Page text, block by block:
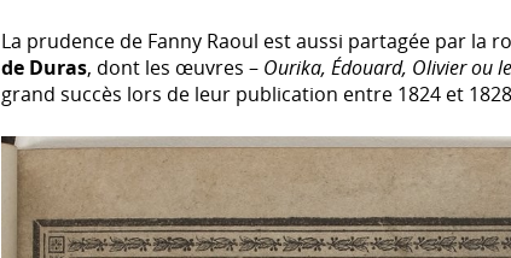
La prudence de Fanny Raoul est aussi partagée par la
de Duras, dont les œuvres – Ourika, Édouard, Olivier ou
grand succès lors de leur publication entre 1824 et